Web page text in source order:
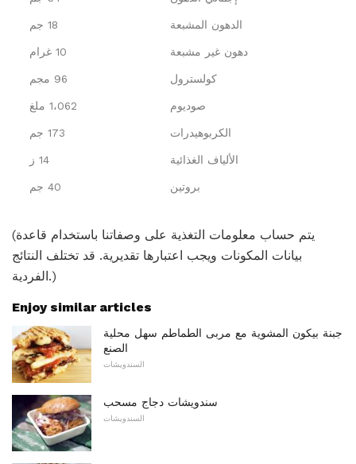
الدهون المشبعة 18 جم
دهون غير مشبعة 10 غرام
كولسترول 96 مجم
صوديوم 1،062 ملغ
الكربوهيدرات 173 جم
الألياف الغذائية 14 ز
بروتين 40 جم
(يتم حساب معلومات التغذية على وصفاتنا باستخدام قاعدة
بيانات المكونات ويجب اعتبارها تقديرية. قد تختلف النتائج
الفردية.)
Enjoy similar articles
جبنة بيكون المشوية مع مربى الطماطم سهل محلية
الصنع
السندويشات
سندويشات دجاج مسحب
السندويشات